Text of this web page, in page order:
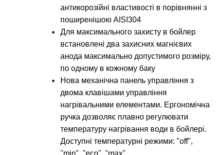
антикорозійні властивості в порівнянні з
поширенішою AISI304
Для максимального захисту в бойлер
встановлені два захисних магнієвих
анода максимально допустимого розміру,
по одному в кожному баку
Нова механічна панель управління з
двома клавішами управління
нагрівальними елементами. Ергономічна
ручка дозволяє плавно регулювати
температуру нагрівання води в бойлері.
Доступні температурні режими: "off",
"min", "eco", "max"